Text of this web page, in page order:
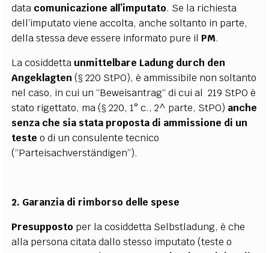
data comunicazione all’imputato. Se la richiesta
dell’imputato viene accolta, anche soltanto in parte,
della stessa deve essere informato pure il PM.
La cosiddetta unmittelbare Ladung durch den
Angeklagten(§ 220 StPO), è ammissibile non soltanto
nel caso, in cui un “Beweisantrag“ di cui al 219 StPO è
stato rigettato, ma (§ 220, 1° c., 2^ parte, StPO) anche
senza che sia stata proposta di ammissione di un
teste o di un consulente tecnico
(“Parteisachverständigen”).
2. Garanzia di rimborso delle spese
Presupposto per la cosiddetta Selbstladung, è che
alla persona citata dallo stesso imputato (teste o